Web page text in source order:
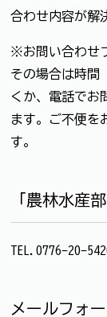
合わせ内容が解
※お問い合わせ
その場合は時間
くか、電話でお
ます。ご不便を
す。
「農林水産
TEL.0776-20-
メールフォ